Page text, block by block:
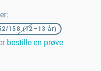
:
158 (12–13 år)
bestille en prøve